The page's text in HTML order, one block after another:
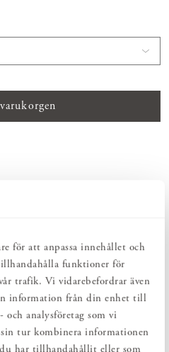
för att anpassa innehållet och
funktioner för
trafik. Vi vidarebefordrar även
information från din enhet till
och analysföretag som vi
sin tur kombinera informationen
har tillhandahållit eller som
en sund och kretsloppsanpassad
skapas med hjälp av
blandas med ekologiskt äggpulver
odlare i Närke. Den livfullhet